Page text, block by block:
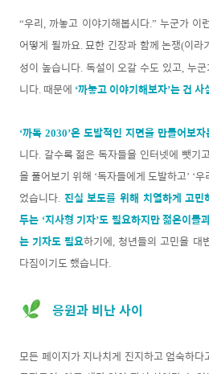
“우리 까놓고 이야기해봅시다.” 누군가 이
어떻게 될까요 묘한 긴장과 함께 논쟁(이라
성이 높습니다. 독설이 오갈 수도 있고, 누
니다 때문에 ‘까놓고 이야기해보자’는 건 사
‘까톡 2030’은 도발적인 지면을 만들어보
니다 갈수록 젊은 독자들을 인터넷에 뺏기
을 풀어보기 위해 ‘독자들에게 도발하고’ ‘우
었습니다 진실 보도를 위해 치열하게 고
두는 ‘지사형 기자’도 필요하지만 젊은이들
는 기자도 필요하기에 청년들의 고민을 대
다짐이기도 했습니다
응원과 비난 사이
모든 페이지가 지나치게 진지하고 엄숙하